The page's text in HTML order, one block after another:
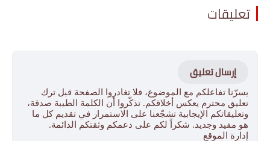
تعليقات
إرسال تعليق
يسرّنا تفاعلكم مع الموضوع، فلا تغادروا الصفحة قبل ترك
تعليق محترم يعكس أخلاقكم. تذكّروا أن الكلمة الطيبة صدقة،
وتعليقاتكم الإيجابية تشجّعنا على الاستمرار في تقديم كل ما
هو مفيد وجديد. شكراً لكم على دعمكم وثقتكم الدائمة.
إدارة الموقع